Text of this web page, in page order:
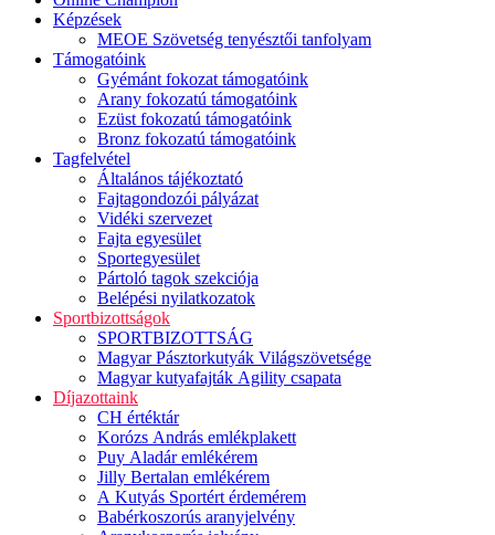
Képzések
MEOE Szövetség tenyésztői tanfolyam
Támogatóink
Gyémánt fokozat támogatóink
Arany fokozatú támogatóink
Ezüst fokozatú támogatóink
Bronz fokozatú támogatóink
Tagfelvétel
Általános tájékoztató
Fajtagondozói pályázat
Vidéki szervezet
Fajta egyesület
Sportegyesület
Pártoló tagok szekciója
Belépési nyilatkozatok
Sportbizottságok
SPORTBIZOTTSÁG
Magyar Pásztorkutyák Világszövetsége
Magyar kutyafajták Agility csapata
Díjazottaink
CH értéktár
Korózs András emlékplakett
Puy Aladár emlékérem
Jilly Bertalan emlékérem
A Kutyás Sportért érdemérem
Babérkoszorús aranyjelvény